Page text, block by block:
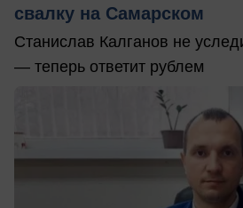
свалку на Самарском
Станислав Калганов не
— теперь ответит рублем